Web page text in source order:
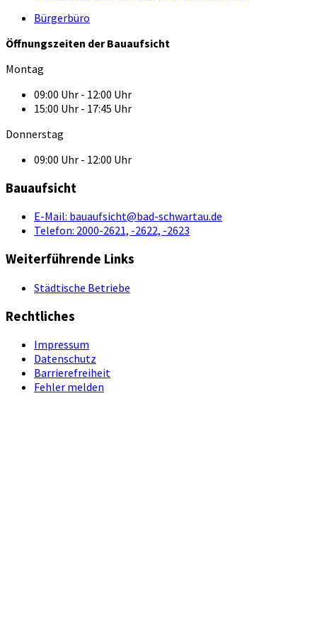
Bürgerbüro
Öffnungszeiten der Bauaufsicht
Montag
09:00 Uhr - 12:00 Uhr
15:00 Uhr - 17:45 Uhr
Donnerstag
09:00 Uhr - 12:00 Uhr
Bauaufsicht
E-Mail: bauaufsicht@bad-schwartau.de
Telefon: 2000-2621, -2622, -2623
Weiterführende Links
Städtische Betriebe
Rechtliches
Impressum
Datenschutz
Barrierefreiheit
Fehler melden